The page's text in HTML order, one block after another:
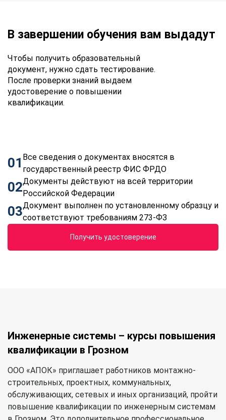
В завершении обучения вам выдадут
Чтобы получить образовательный
документ, нужно сдать тестирование.
После проверки знаний выдаем
удостоверение о повышении
квалификации.
01 Все сведения о документах вносятся в
государственный реестр ФИС ФРДО
02Документы действуют на всей территории
Российской Федерации
03Документ выполнен по установленному образцу и
соответствуют требованиям 273-ФЗ
Получить удостоверение
Инженерные системы – курсы повышения
квалификации в Грозном
ООО «АПОК» приглашает работников монтажно-
строительных, проектных, коммунальных,
обслуживающих, сетевых и иных организаций, пройти
повышение квалификации по инженерным системам